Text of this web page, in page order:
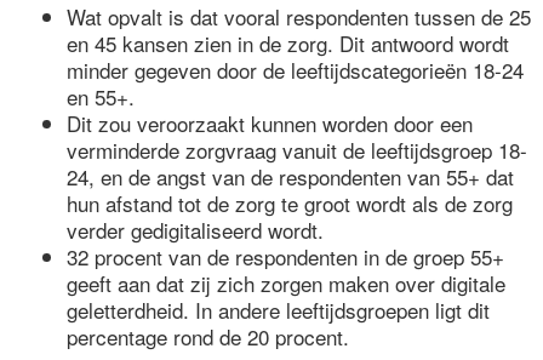
Wat opvalt is dat vooral respondenten tussen de 25
en 45 kansen zien in de zorg. Dit antwoord wordt
minder gegeven door de leeftijdscategorieën 18-24
en 55+.
Dit zou veroorzaakt kunnen worden door een
verminderde zorgvraag vanuit de leeftijdsgroep 18-
24, en de angst van de respondenten van 55+ dat
hun afstand tot de zorg te groot wordt als de zorg
verder gedigitaliseerd wordt.
32 procent van de respondenten in de groep 55+
geeft aan dat zij zich zorgen maken over digitale
geletterdheid. In andere leeftijdsgroepen ligt dit
percentage rond de 20 procent.